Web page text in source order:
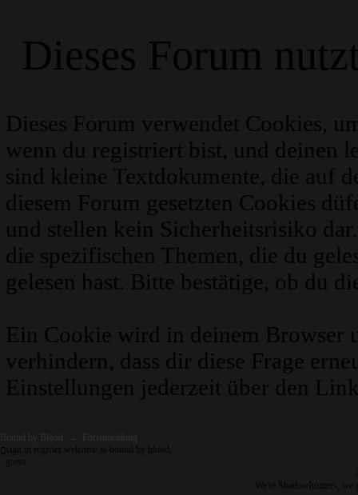
Dieses Forum
Dieses Forum verwendet Cookies,
wenn du registriert bist, und deinen
sind kleine Textdokumente, die auf
diesem Forum gesetzten Cookies
und stellen kein Sicherheitsrisiko
die spezifischen Themen, die du
gelesen hast. Bitte bestätige, ob du
Ein Cookie wird in deinem Browser
verhindern, dass dir diese Frage
Einstellungen jederzeit über den
Bound by Blood →
Forenmeldung
sign in register welcome to bound by blood,
guest
We're Shadowhunters,